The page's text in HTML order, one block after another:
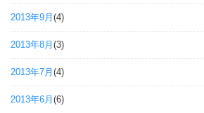
2013年9月 (4)
2013年8月 (3)
2013年7月 (4)
2013年6月 (6)